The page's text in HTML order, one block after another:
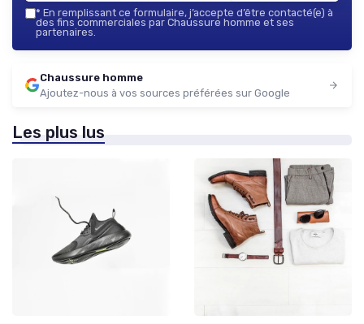
* En remplissant ce formulaire, j’accepte d’être contacté(e) à
des fins commerciales par Chaussure homme et ses
partenaires.
Chaussure homme
Ajoutez-nous à vos sources préférées sur Google
Les plus lus